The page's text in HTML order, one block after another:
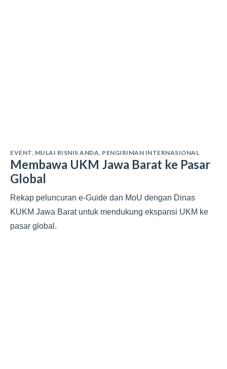
EVENT MULAI BISNIS ANDA PENGIRIMAN INTERNASIONAL
Membawa UKM Jawa Barat ke Pasar
Global
Rekap peluncuran e-Guide dan MoU dengan Dinas
KUKM Jawa Barat untuk mendukung ekspansi UKM ke
pasar global.